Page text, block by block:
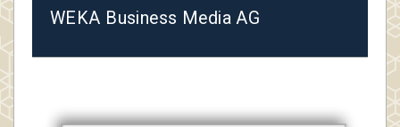
WEKA Business Media AG